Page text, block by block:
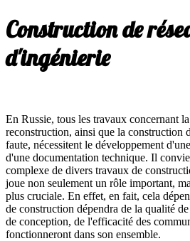
Construction de
d'ingénierie
En Russie, tous les travaux concernant
reconstruction, ainsi que la construction
faute, nécessitent le développement
d'une documentation technique. Il
complexe de divers travaux de
joue non seulement un rôle important,
plus cruciale. En effet, en fait, cela
de construction dépendra de la qualité
de conception, de l'efficacité des
fonctionneront dans son ensemble.